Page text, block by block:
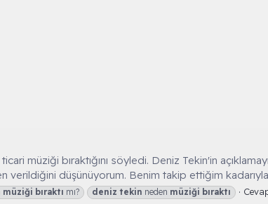
müziği bıraktığını söyledi. Deniz Tekin'in
verildiğini düşünüyorum. Benim takip ettiğim
müziği bıraktı mı? deniz tekin neden müziği bıraktı